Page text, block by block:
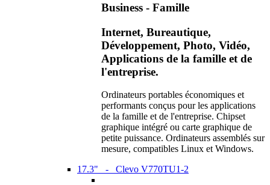
Business - Famille
Internet, Bureautique,
Développement, Photo, Vidéo,
Applications de la famille et de
l'entreprise.
Ordinateurs portables économiques et
performants conçus pour les applications
de la famille et de l'entreprise. Chipset
graphique intégré ou carte graphique de
petite puissance. Ordinateurs assemblés sur
mesure, compatibles Linux et Windows.
17.3" - Clevo V770TU1-2